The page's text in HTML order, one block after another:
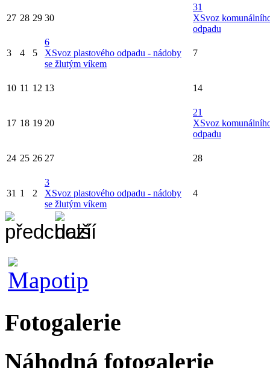
27 28 29 30
31
XSvoz
odpadu
3 4 5
6
XSvoz plastového odpadu - nádoby
se žlutým víkem
7
10 11 12 13 14
17 18 19 20
21
XSvoz
odpadu
24 25 26 27 28
31 1 2
3
XSvoz plastového odpadu - nádoby
se žlutým víkem
4
Fotogalerie
Náhodná fotogalerie